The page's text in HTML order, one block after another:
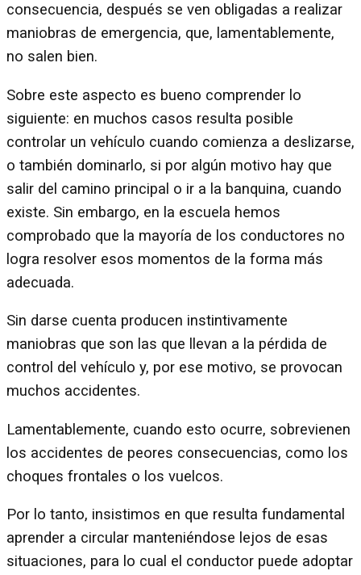
consecuencia, después se ven obligadas a realizar
maniobras de emergencia, que, lamentablemente,
no salen bien.
Sobre este aspecto es bueno comprender lo
siguiente: en muchos casos resulta posible
controlar un vehículo cuando comienza a deslizarse,
o también dominarlo, si por algún motivo hay que
salir del camino principal o ir a la banquina, cuando
existe. Sin embargo, en la escuela hemos
comprobado que la mayoría de los conductores no
logra resolver esos momentos de la forma más
adecuada.
Sin darse cuenta producen instintivamente
maniobras que son las que llevan a la pérdida de
control del vehículo y, por ese motivo, se provocan
muchos accidentes.
Lamentablemente, cuando esto ocurre, sobrevienen
los accidentes de peores consecuencias, como los
choques frontales o los vuelcos.
Por lo tanto, insistimos en que resulta fundamental
aprender a circular manteniéndose lejos de esas
situaciones, para lo cual el conductor puede adoptar